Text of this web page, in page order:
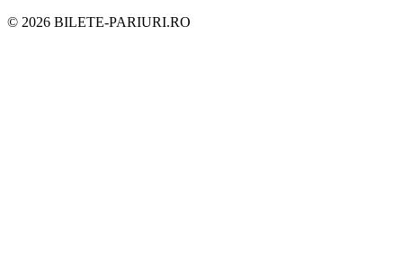
© 2026 BILETE-PARIURI.RO